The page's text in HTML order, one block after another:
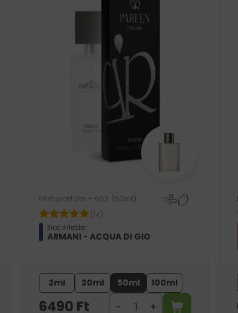
Férfi parfüm – 602 (50ml)
(14)
Illat ihlette:
ARMANI - ACQUA DI GIO
2ml 20ml 50ml 100ml
6490 Ft